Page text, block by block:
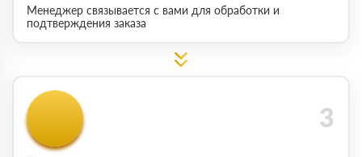
Менеджер связывается с вами для обработки и
подтверждения заказа